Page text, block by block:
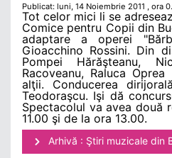
Publicat: luni, 14 Noiembrie 2011 , ora
Tot celor mici li se
Comice pentru Copii din
adaptare a operei
Gioacchino Rossini. Din
Pompei Hărăşteanu,
Racoveanu, Raluca
alţii. Conducerea
Teodoraşcu. Işi dă
Spectacolul va avea două
11.00 şi de la ora 13.00.
Arhivă : Ştiri muzicale din